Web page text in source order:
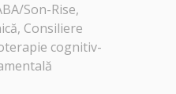
Son-Rise,
Consiliere
cognitiv-